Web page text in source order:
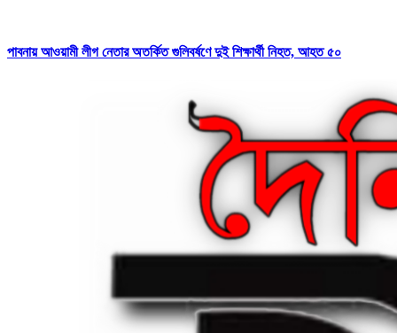
পাবনায় আওয়ামী লীগ নেতার অতর্কিত গুলিবর্ষণে দুই শিক্ষার্থী নিহত, আহত ৫০